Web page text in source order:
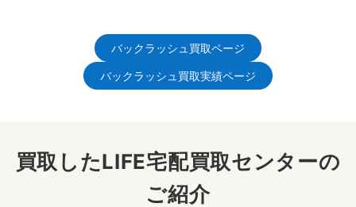
バックラッシュ買取ページ
バックラッシュ買取実績ページ
買取したLIFE宅配買取センターの
ご紹介